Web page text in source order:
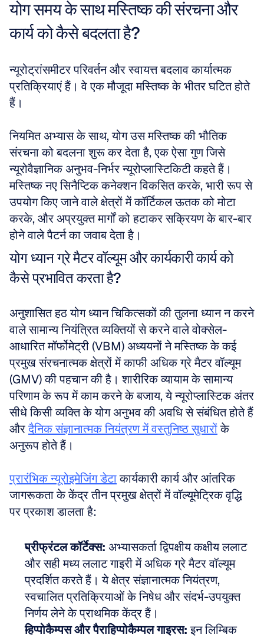
योग समय के साथ मस्तिष्क की संरचना और
कार्य को कैसे बदलता है?
न्यूरोट्रांसमीटर परिवर्तन और स्वायत्त बदलाव कार्यात्मक
प्रतिक्रियाएं हैं। वे एक मौजूदा मस्तिष्क के भीतर घटित होते
हैं।
नियमित अभ्यास के साथ, योग उस मस्तिष्क की भौतिक
संरचना को बदलना शुरू कर देता है, एक ऐसा गुण जिसे
न्यूरोवैज्ञानिक अनुभव-निर्भर न्यूरोप्लास्टिकिटी कहते हैं।
मस्तिष्क नए सिनैप्टिक कनेक्शन विकसित करके, भारी रूप से
उपयोग किए जाने वाले क्षेत्रों में कॉर्टिकल ऊतक को मोटा
करके, और अप्रयुक्त मार्गों को हटाकर सक्रियण के बार-बार
होने वाले पैटर्न का जवाब देता है।
योग ध्यान ग्रे मैटर वॉल्यूम और कार्यकारी कार्य को
कैसे प्रभावित करता है?
अनुशासित हठ योग ध्यान चिकित्सकों की तुलना ध्यान न करने
वाले सामान्य नियंत्रित व्यक्तियों से करने वाले वोक्सेल-
आधारित मॉर्फोमेट्री (VBM) अध्ययनों ने मस्तिष्क के कई
प्रमुख संरचनात्मक क्षेत्रों में काफी अधिक ग्रे मैटर वॉल्यूम
(GMV) की पहचान की है। शारीरिक व्यायाम के सामान्य
परिणाम के रूप में काम करने के बजाय, ये न्यूरोप्लास्टिक अंतर
सीधे किसी व्यक्ति के योग अनुभव की अवधि से संबंधित होते हैं
और दैनिक संज्ञानात्मक नियंत्रण में वस्तुनिष्ठ सुधारों के
अनुरूप होते हैं।
प्रारंभिक न्यूरोइमेजिंग डेटा कार्यकारी कार्य और आंतरिक
जागरूकता के केंद्र तीन प्रमुख क्षेत्रों में वॉल्यूमेट्रिक वृद्धि
पर प्रकाश डालता है:
प्रीफ्रंटल कॉर्टेक्स: अभ्यासकर्ता द्विपक्षीय कक्षीय ललाट
और सही मध्य ललाट गाइरी में अधिक ग्रे मैटर वॉल्यूम
प्रदर्शित करते हैं। ये क्षेत्र संज्ञानात्मक नियंत्रण,
स्वचालित प्रतिक्रियाओं के निषेध और संदर्भ-उपयुक्त
निर्णय लेने के प्राथमिक केंद्र हैं।
हिप्पोकैम्पस और पैराहिप्पोकैम्पल गाइरस: इन लिम्बिक